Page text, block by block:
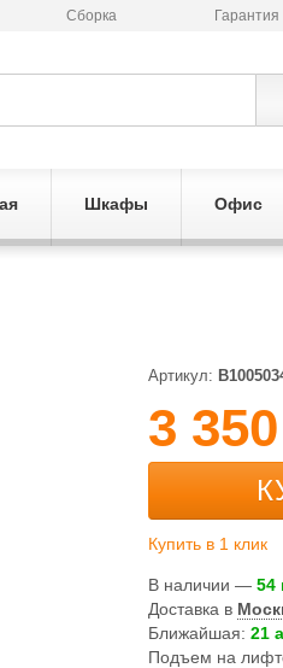
Сборка Гарантия
Шкафы Офис
Артикул:
3 350
Купить в 1 клик
В наличии —54
Доставка в
Ближайшая:21
Подъем на